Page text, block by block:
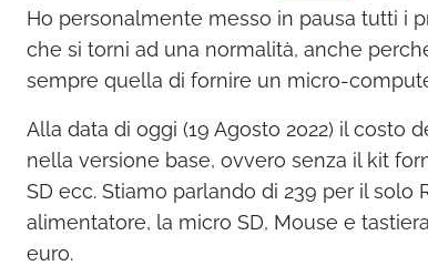
Ho personalmente messo in pausa tutti i
che si torni ad una normalità, anche
sempre quella di fornire un micro-
Alla data di oggi (19 Agosto 2022) il costo
nella versione base, ovvero senza il kit
SD ecc. Stiamo parlando di 239 per il
alimentatore, la micro SD, Mouse e
euro.